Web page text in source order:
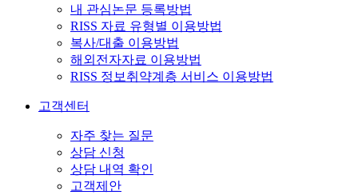
내 관심논문 등록방법
RISS 자료 유형별 이용방법
복사/대출 이용방법
해외전자자료 이용방법
RISS 정보취약계층 서비스 이용방법
고객센터
자주 찾는 질문
상담 신청
상담 내역 확인
고객제안